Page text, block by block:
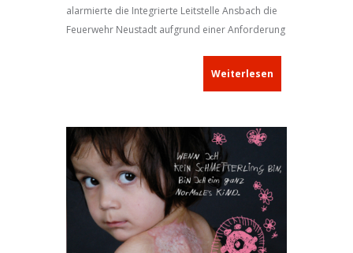
alarmierte die Integrierte Leitstelle Ansbach die
Feuerwehr Neustadt aufgrund einer Anforderung
Weiterlesen